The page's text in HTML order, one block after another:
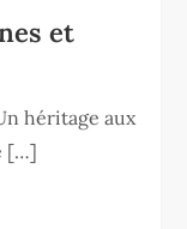
et
héritage aux
[…]